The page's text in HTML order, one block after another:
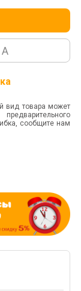
вид товара может
сообщите нам